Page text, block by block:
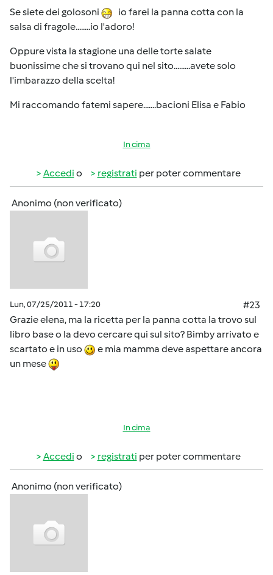
Se siete dei golosoni
io farei la panna cotta con la
salsa di fragole........io l'adoro!
Oppure vista la stagione una delle torte salate
buonissime che si trovano qui nel sito.........avete solo
l'imbarazzo della scelta!
Mi raccomando fatemi sapere.......bacioni Elisa e Fabio
In cima
Accedi o registrati per poter commentare
Anonimo (non verificato)
Lun, 07/25/2011 - 17:20
#23
Grazie elena, ma la ricetta per la panna cotta la trovo sul
libro base o la devo cercare qui sul sito? Bimby arrivato e
scartato e in uso
e mia mamma deve aspettare ancora
un mese
In cima
Accedi o registrati per poter commentare
Anonimo (non verificato)